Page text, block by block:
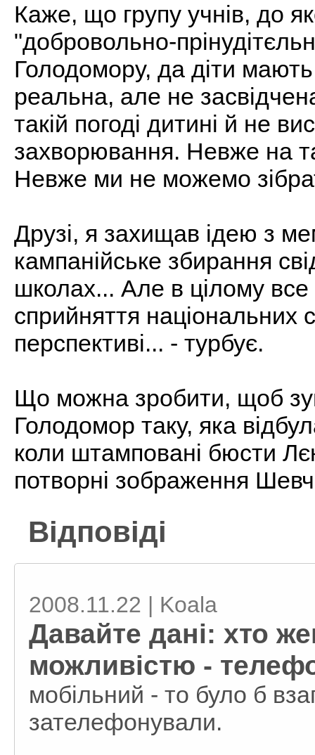
Каже, що групу учнів, до
"добровольно-
Голодомору, да діти
реальна, але не
такій погоді дитині й не
захворювання. Невже на
Невже ми не можемо
Друзі, я захищав ідею з
кампанійське збирання
школах... Але в цілому
сприйняття
перспективі... - турбує.
Що можна зробити, щоб
Голодомор таку, яка
коли штамповані бюсти
потворні зображення
Відповіді
2008.11.22 | Koala
Давайте дані: хто
можливістю -
мобільний - то було б
зателефонували.